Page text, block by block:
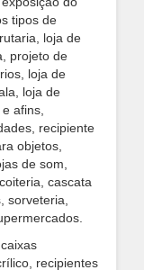
tipos de
loja de
projeto de
loja de
loja de
afins,
recipiente
objetos,
de som,
cascata
sorveteria,
recipientes